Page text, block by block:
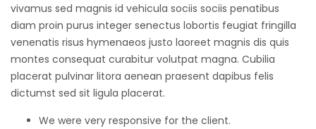
vivamus sed magnis id vehicula sociis sociis penatibus
diam proin purus integer senectus lobortis feugiat fringilla
venenatis risus hymenaeos justo laoreet magnis dis quis
montes consequat curabitur volutpat magna. Cubilia
placerat pulvinar litora aenean praesent dapibus felis
dictumst sed sit ligula placerat.
We were very responsive for the client.